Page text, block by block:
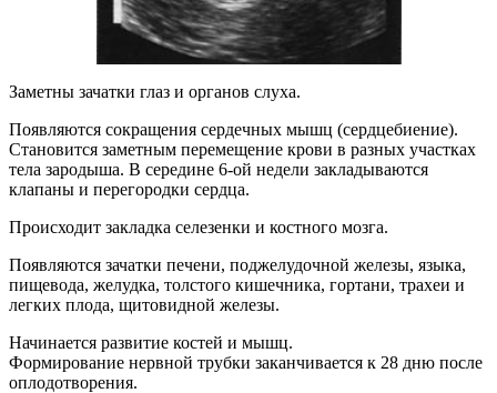
Заметны зачатки глаз и органов слуха.
Появляются сокращения сердечных мышц (сердцебиение).
Становится заметным перемещение крови в разных участках
тела зародыша. В середине 6-ой недели закладываются
клапаны и перегородки сердца.
Происходит закладка селезенки и костного мозга.
Появляются зачатки печени, поджелудочной железы, языка,
пищевода, желудка, толстого кишечника, гортани, трахеи и
легких плода, щитовидной железы.
Начинается развитие костей и мышц.
Формирование нервной трубки заканчивается к 28 дню после
оплодотворения.